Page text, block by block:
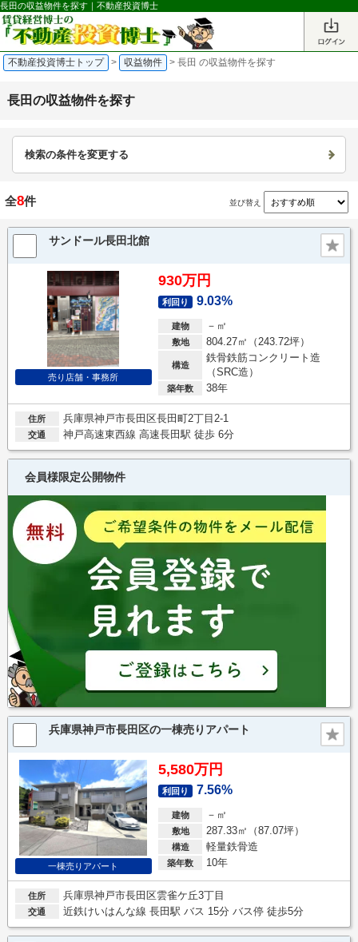
長田の収益物件を探す｜不動産投資博士
不動産投資博士トップ > 収益物件 > 長田 の収益物件を探す
長田の収益物件を探す
検索の条件を変更する
全8件 並び替え
サンドール長田北館
売り店舗・事務所
930万円
利回り 9.03%
建物 －㎡
敷地 804.27㎡（243.72坪）
構造
鉄骨鉄筋コンクリート造
（SRC造）
築年数 38年
住所 兵庫県神戸市長田区長田町2丁目2-1
交通 神戸高速東西線 高速長田駅 徒歩 6分
会員様限定公開物件
兵庫県神戸市長田区の一棟売りアパート
一棟売りアパート
5,580万円
利回り 7.56%
建物 －㎡
敷地 287.33㎡（87.07坪）
構造 軽量鉄骨造
築年数 10年
住所 兵庫県神戸市長田区雲雀ケ丘3丁目
交通 近鉄けいはんな線 長田駅 バス 15分 バス停 徒歩5分